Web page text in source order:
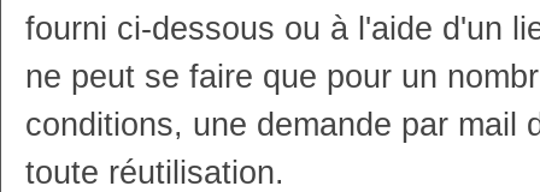
fourni ci-dessous ou à l'aide d'un
ne peut se faire que pour un
conditions, une demande par mail
toute réutilisation.